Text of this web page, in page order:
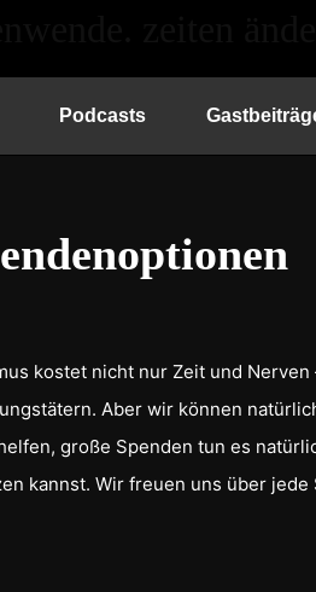
Podcasts
kostet nicht nur Zeit und Nerven
Aber wir können
große Spenden tun es
kannst. Wir freuen uns über jede